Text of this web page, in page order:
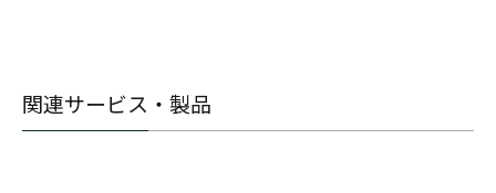
関連サービス・製品